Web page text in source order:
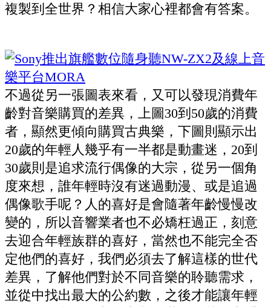
複製到全世界？相信大家心裡都會有答案。
不過從另一張圖表來看，又可以發現消費年
齡對音樂購買的差異，上圖30到50歲的消費
者，顯然更傾向購買古典樂，下圖則顯示出
20歲的年輕人幾乎有一半都是動畫迷，20到
30歲則是追求流行偶像的大宗，從另一個角
度來想，誰年輕時沒有迷過動漫、或是追過
偶像歌手呢？人的喜好是會隨著年齡慢慢改
變的，所以音響業者也不必矯枉過正，刻意
去迎合年輕族群的喜好，當然也不能完全否
定他們的喜好，我們必須去了解這樣的世代
差異，了解他們對於不同音樂的聆聽需求，
並從中找出最大的公約數，之後才能讓年輕